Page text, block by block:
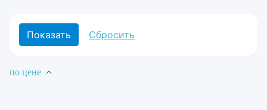
по цене